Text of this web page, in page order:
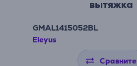
вытяжка
GMAL1415052BL
Eleyus
Сравните